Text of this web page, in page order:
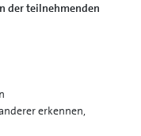
der teilnehmenden
erkennen,